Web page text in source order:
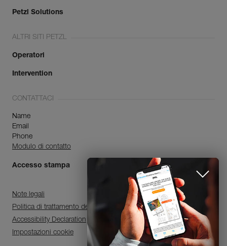
Petzl Solutions
ALTRI SITI PETZL
Operatori
Intervention
CONTATTACI
Name
Email
Phone
Modulo di contatto
Accesso stampa
Note legali
Politica di trattamento dei dati personali e di gestione dei cookie
Accessibility Declaration
Impostazioni cookie